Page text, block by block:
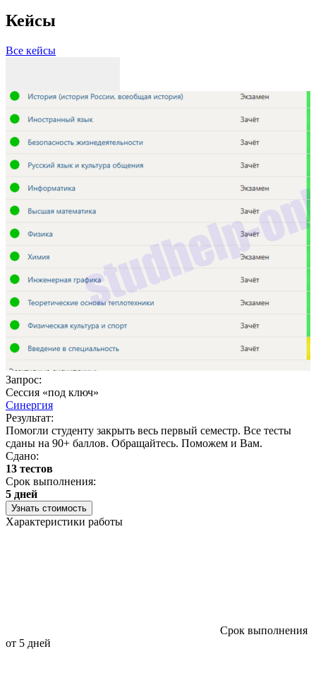
Кейсы
Все кейсы
Запрос:
Сессия «под ключ»
Синергия
Результат:
Помогли студенту закрыть весь первый семестр. Все тесты
сданы на 90+ баллов. Обращайтесь. Поможем и Вам.
Сдано:
13 тестов
Срок выполнения:
5 дней
Узнать стоимость
Характеристики работы
Срок выполнения
от 5 дней